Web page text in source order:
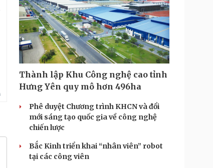
Thành lập Khu Công nghệ cao tỉnh
Hưng Yên quy mô hơn 496ha
Phê duyệt Chương trình KHCN và đổi
mới sáng tạo quốc gia về công nghệ
chiến lược
Bắc Kinh triển khai “nhân viên” robot
tại các công viên